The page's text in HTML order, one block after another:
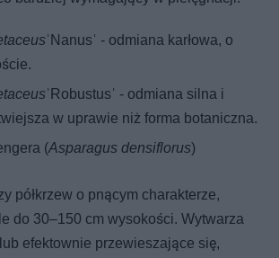
ˈNanusˈ - odmiana karłowa, o
ˈRobustusˈ - odmiana silna i
w uprawie niż forma botaniczna.
(Asparagus densiflorus)
półkrzew o pnącym charakterze,
do 30–150 cm wysokości. Wytwarza
efektownie przewieszające się,